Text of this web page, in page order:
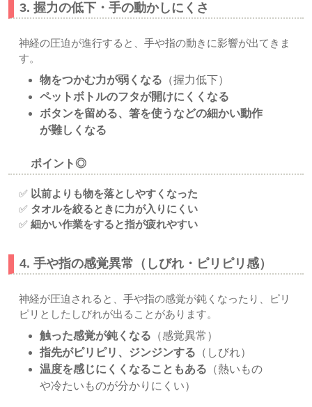
3. 握力の低下・手の動かしにくさ
神経の圧迫が進行すると、手や指の動きに影響が出てきま
す。
物をつかむ力が弱くなる （握力低下）
ペットボトルのフタが開けにくくなる
ボタンを留める、箸を使うなどの細かい動作
が難しくなる
ポイント◎
✅ 以前よりも物を落としやすくなった
✅ タオルを絞るときに力が入りにくい
✅ 細かい作業をすると指が疲れやすい
4. 手や指の感覚異常（しびれ・ピリピリ感）
神経が圧迫されると、手や指の感覚が鈍くなったり、ピリ
ピリとしたしびれが出ることがあります。
触った感覚が鈍くなる （感覚異常）
指先がピリピリ、ジンジンする （しびれ）
温度を感じにくくなることもある （熱いもの
や冷たいものが分かりにくい）